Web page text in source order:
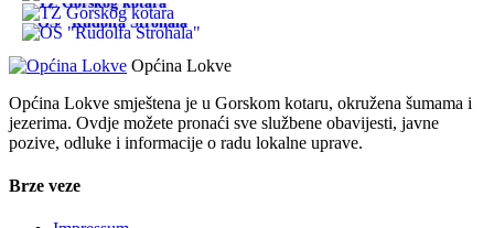
OŠ "Rudolfa Strohala"
Općina Lokve
Općina Lokve smještena je u Gorskom kotaru, okružena šumama i
jezerima. Ovdje možete pronaći sve službene obavijesti, javne
pozive, odluke i informacije o radu lokalne uprave.
Brze veze